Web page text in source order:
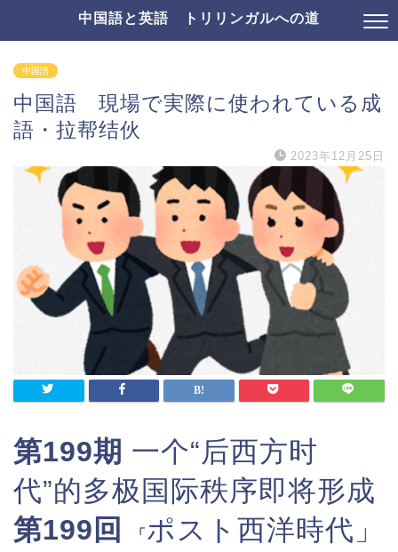
中国語と英語 トリリンガルへの道
中国語
中国語 現場で実際に使われている成
語・拉帮结伙
2023年12月25日
第199期 一个“后西方时
代”的多极国际秩序即将形成
第199回
「 ポスト西洋時代」